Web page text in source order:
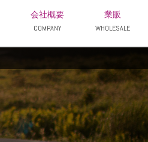
会社概要
COMPANY
業販
WHOLESALE